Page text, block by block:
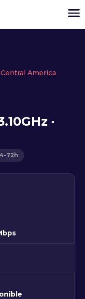
Solutions
Noticias
America
·
72h